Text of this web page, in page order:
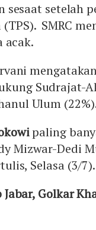
setelah
SMRC
acak.
Sudrajat-
Ulum
paling
Mizwar-Dedi
Selasa (3/7).
Jabar, Golkar